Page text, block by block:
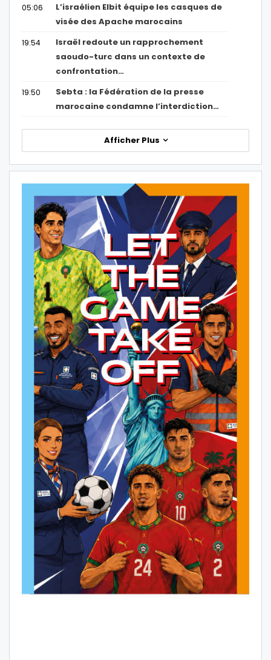
05:06
L’israélien Elbit équipe les casques de
visée des Apache marocains
19:54
Israël redoute un rapprochement
saoudo-turc dans un contexte de
confrontation…
19:50
Sebta : la Fédération de la presse
marocaine condamne l’interdiction…
Afficher Plus